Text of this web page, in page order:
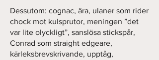
Dessutom: cognac, ära, ulaner som rider
chock mot kulsprutor, meningen ”det
var lite olyckligt”, sanslösa stickspår,
Conrad som straight edgeare,
kärleksbrevskrivande, upptåg,